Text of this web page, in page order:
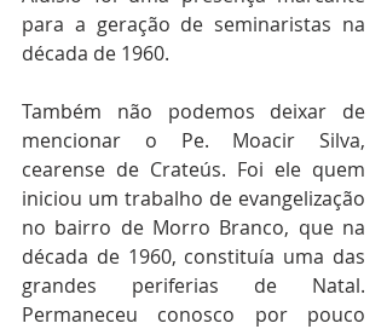
para a geração de seminaristas na
década de 1960.
Também não podemos deixar de
mencionar o Pe. Moacir Silva,
cearense de Crateús. Foi ele quem
iniciou um trabalho de evangelização
no bairro de Morro Branco, que na
década de 1960, constituía uma das
grandes periferias de Natal.
Permaneceu conosco por pouco